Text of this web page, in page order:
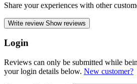
Share your experiences with other
Write review Show reviews
Login
Reviews can only be submitted while
your login details below. New customer?